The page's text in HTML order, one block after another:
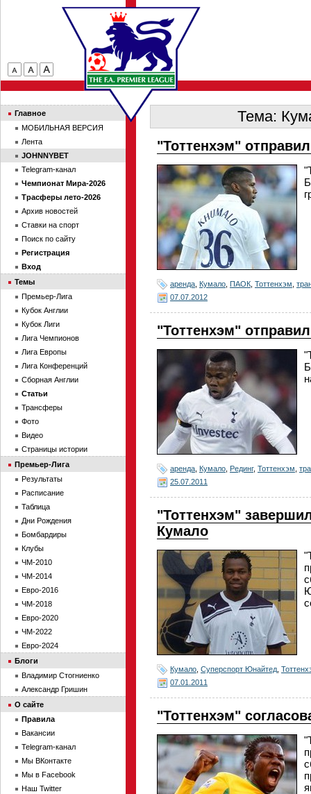
Тема:
"Тоттенхэм"
аренда Кумало ПАОК Тоттенхэм
07.07.2012
"Тоттенхэм"
аренда Кумало Рединг, Тоттенхэм
25.07.2011
"Тоттенхэм"
Кумало
Кумало Суперспорт Юнайтед
07.01.2011
"Тоттенхэм"
Главное
МОБИЛЬНАЯ ВЕРСИЯ
Лента
JOHNNYBET
Telegram-канал
Чемпионат Мира-2026
Трасферы лето-2026
Архив новостей
Ставки на спорт
Поиск по сайту
Регистрация
Вход
Темы
Премьер-Лига
Кубок Англии
Кубок Лиги
Лига Чемпионов
Лига Европы
Лига Конференций
Сборная Англии
Статьи
Трансферы
Фото
Видео
Страницы истории
Премьер-Лига
Результаты
Расписание
Таблица
Дни Рождения
Бомбардиры
Клубы
ЧМ-2010
ЧМ-2014
Евро-2016
ЧМ-2018
Евро-2020
ЧМ-2022
Евро-2024
Блоги
Владимир Стогниенко
Александр Гришин
О сайте
Правила
Вакансии
Telegram-канал
Мы ВКонтакте
Мы в Facebook
Наш Twitter